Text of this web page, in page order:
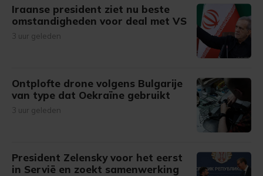
Iraanse president ziet nu beste
omstandigheden voor deal met VS
3 uur geleden
Ontplofte drone volgens Bulgarije
van type dat Oekraïne gebruikt
3 uur geleden
President Zelensky voor het eerst
in Servië en zoekt samenwerking